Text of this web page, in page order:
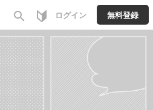
search ログイン 無料登録